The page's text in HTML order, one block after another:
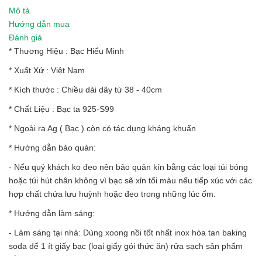
Mô tả
Hướng dẫn mua
Đánh giá
* Thương Hiệu : Bạc Hiểu Minh
* Xuất Xứ : Việt Nam
* Kích thước : Chiều dài dây từ 38 - 40cm
* Chất Liệu : Bạc ta 925-S99
* Ngoài ra Ag ( Bạc ) còn có tác dụng kháng khuẩn
* Hướng dẫn bảo quản:
- Nếu quý khách ko đeo nên bảo quản kín bằng các loại túi bóng
hoặc túi hút chân không vì bạc sẽ xỉn tối màu nếu tiếp xúc với các
hợp chất chứa lưu huỳnh hoặc đeo trong những lúc ốm.
* Hướng dẫn làm sáng:
- Làm sáng tại nhà: Dùng xoong nồi tốt nhất inox hòa tan baking
soda để 1 ít giấy bạc (loại giấy gói thức ăn) rửa sạch sản phẩm